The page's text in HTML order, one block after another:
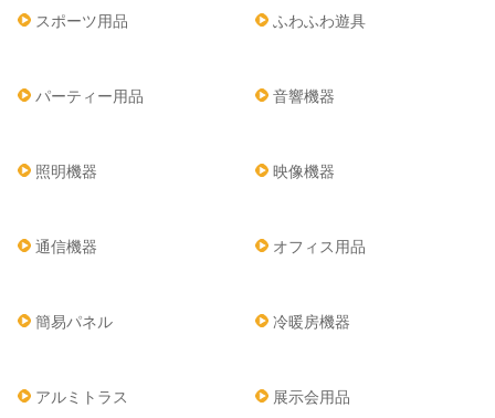
スポーツ用品 ふわふわ遊具
パーティー用品 音響機器
照明機器 映像機器
通信機器 オフィス用品
簡易パネル 冷暖房機器
アルミトラス 展示会用品